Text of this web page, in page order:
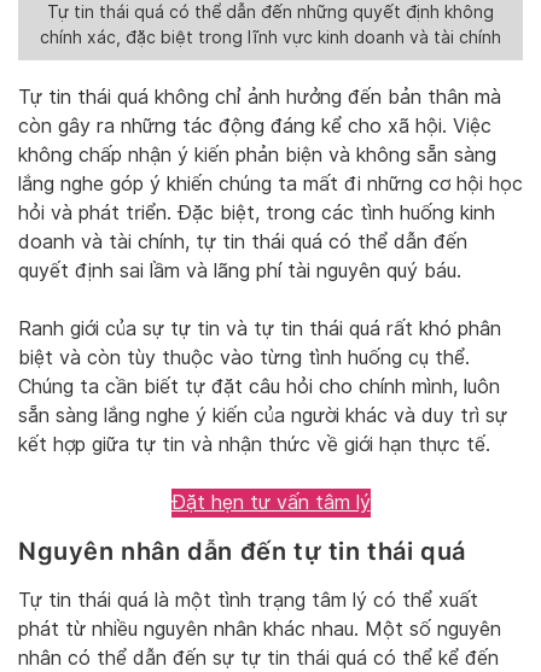
Tự tin thái quá có thể dẫn đến những quyết định không
chính xác, đặc biệt trong lĩnh vực kinh doanh và tài chính
Tự tin thái quá không chỉ ảnh hưởng đến bản thân mà
còn gây ra những tác động đáng kể cho xã hội. Việc
không chấp nhận ý kiến phản biện và không sẵn sàng
lắng nghe góp ý khiến chúng ta mất đi những cơ hội học
hỏi và phát triển. Đặc biệt, trong các tình huống kinh
doanh và tài chính, tự tin thái quá có thể dẫn đến
quyết định sai lầm và lãng phí tài nguyên quý báu.
Ranh giới của sự tự tin và tự tin thái quá rất khó phân
biệt và còn tùy thuộc vào từng tình huống cụ thể.
Chúng ta cần biết tự đặt câu hỏi cho chính mình, luôn
sẵn sàng lắng nghe ý kiến của người khác và duy trì sự
kết hợp giữa tự tin và nhận thức về giới hạn thực tế.
Đặt hẹn tư vấn tâm lý
Nguyên nhân dẫn đến tự tin thái quá
Tự tin thái quá là một tình trạng tâm lý có thể xuất
phát từ nhiều nguyên nhân khác nhau. Một số nguyên
nhân có thể dẫn đến sự tự tin thái quá có thể kể đến